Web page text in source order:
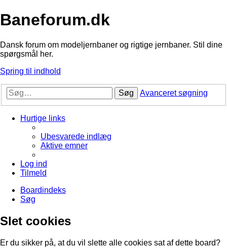
Baneforum.dk
Dansk forum om modeljernbaner og rigtige jernbaner. Stil dine
spørgsmål her.
Spring til indhold
Søg Avanceret søgning
Hurtige links
Ubesvarede indlæg
Aktive emner
Log ind
Tilmeld
Boardindeks
Søg
Slet cookies
Er du sikker på, at du vil slette alle cookies sat af dette board?